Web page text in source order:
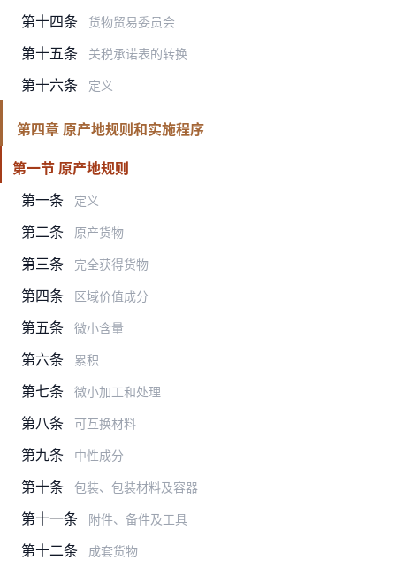
第十四条 货物贸易委员会
第十五条 关税承诺表的转换
第十六条 定义
第四章 原产地规则和实施程序
第一节 原产地规则
第一条
定义
第二条 原产货物
第三条 完全获得货物
第四条 区域价值成分
第五条 微小含量
第六条 累积
第七条 微小加工和处理
第八条 可互换材料
第九条 中性成分
第十条 包装、包装材料及容器
第十一条 附件、备件及工具
第十二条 成套货物